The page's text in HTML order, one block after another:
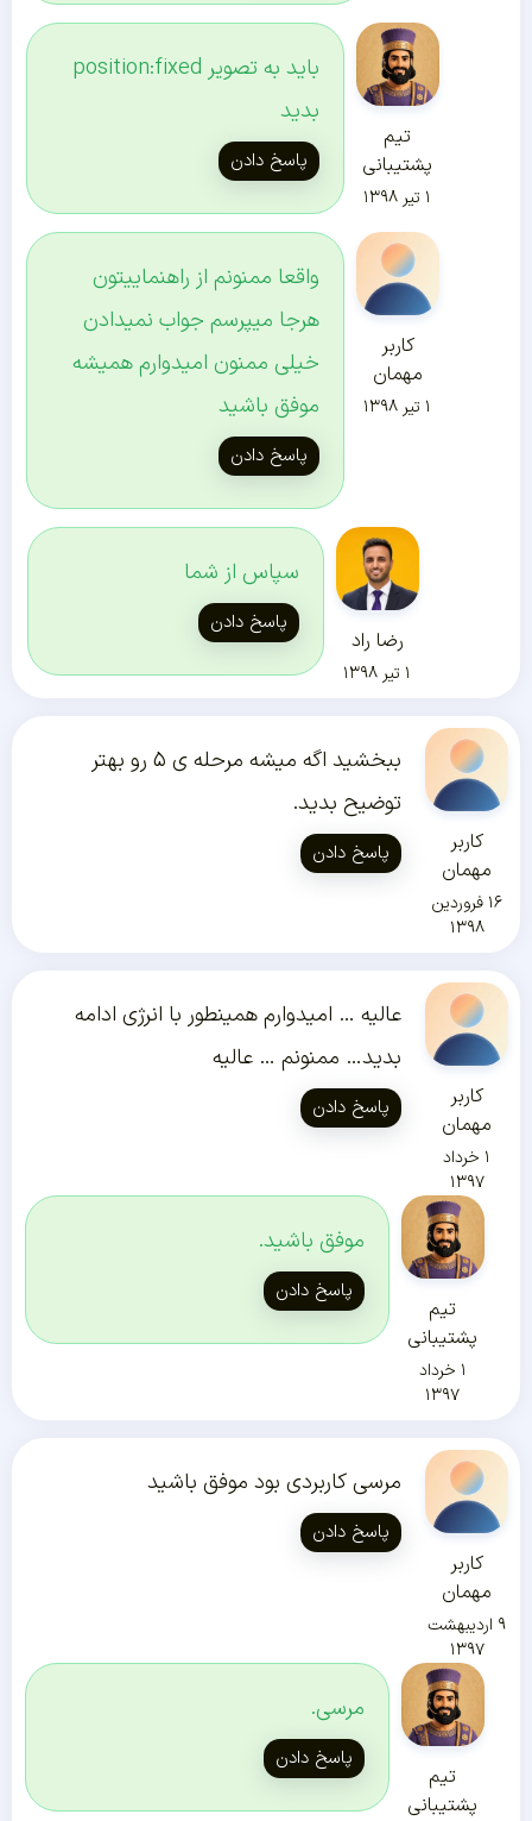
تیم
پشتیبانی
۱ تیر ۱۳۹۸
باید به تصویر position:fixed
بدید
پاسخ دادن
کاربر
مهمان
۱ تیر ۱۳۹۸
واقعا ممنونم از راهنماییتون
هرجا میپرسم جواب نمیدادن
خیلی ممنون امیدوارم همیشه
موفق باشید
پاسخ دادن
رضا راد
۱ تیر ۱۳۹۸
سپاس از شما
پاسخ دادن
کاربر
مهمان
۱۶ فروردین
۱۳۹۸
ببخشید اگه میشه مرحله ی ۵ رو بهتر
توضیح بدید.
پاسخ دادن
کاربر
مهمان
۱ خرداد
۱۳۹۷
عالیه … امیدوارم همینطور با انرژی ادامه
بدید… ممنونم … عالیه
پاسخ دادن
تیم
پشتیبانی
۱ خرداد
۱۳۹۷
موفق باشید.
پاسخ دادن
کاربر
مهمان
۹ اردیبهشت
۱۳۹۷
مرسی کاربردی بود موفق باشید
پاسخ دادن
تیم
پشتیبانی
مرسی.
پاسخ دادن